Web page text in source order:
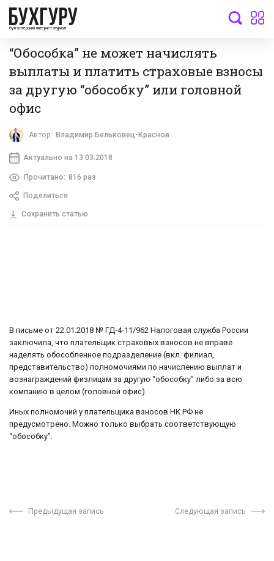
бухгалтерский интернет-журнал
“Обособка” не может начислять
выплаты и платить страховые взносы
за другую “обособку” или головной
офис
Автор: Владимир Бельковец-Краснов
Актуально на 13.03.2018
Прочитано: 816 раз
Поделиться
Сохранить статью
В письме от 22.01.2018 № ГД-4-11/962 Налоговая служба России
заключила, что плательщик страховых взносов не вправе
наделять обособленное подразделение (вкл. филиал,
представительство) полномочиями по начислению выплат и
вознаграждений физлицам за другую “обособку” либо за всю
компанию в целом (головной офис).
Иных полномочий у плательщика взносов НК РФ не
предусмотрено. Можно только выбрать соответствующую
“обособку”.
Предыдущая запись Следующая запись